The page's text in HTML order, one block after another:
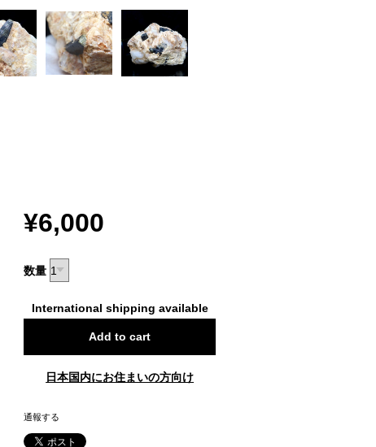
¥6,000
数量
International shipping available
Add to cart
日本国内にお住まいの方向け
通報する